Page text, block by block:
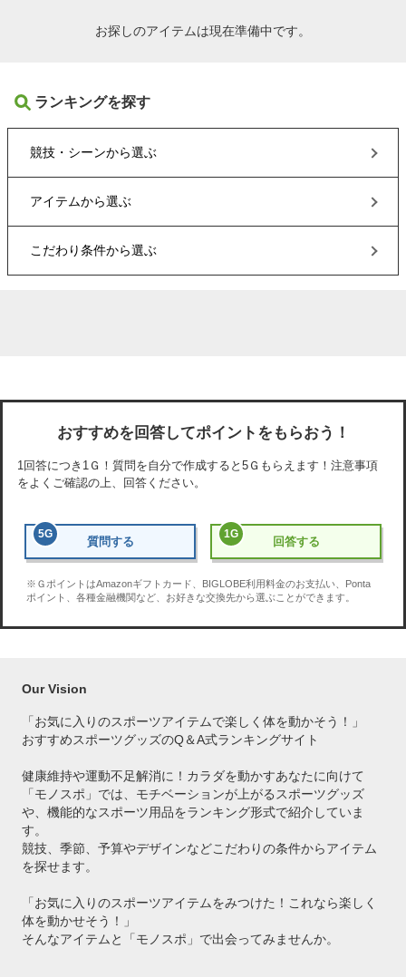
お探しのアイテムは現在準備中です。
ランキングを探す
競技・シーンから選ぶ
アイテムから選ぶ
こだわり条件から選ぶ
おすすめを回答してポイントをもらおう！
1回答につき 1Ｇ ！質問を自分で作成すると 5Ｇ もらえます！注意事項
をよくご確認の上、回答ください。
5G
質問する
1G
回答する
※ＧポイントはAmazonギフトカード、BIGLOBE利用料金のお支払い、Ponta
ポイント、各種金融機関など、お好きな交換先から選ぶことができます。
Our Vision
「お気に入りのスポーツアイテムで楽しく体を動かそう！」
おすすめスポーツグッズのQ＆A式ランキングサイト
健康維持や運動不足解消に！カラダを動かすあなたに向けて
「モノスポ」では、モチベーションが上がるスポーツグッズ
や、機能的なスポーツ用品をランキング形式で紹介していま
す。
競技、季節、予算やデザインなどこだわりの条件からアイテム
を探せます。
「お気に入りのスポーツアイテムをみつけた！これなら楽しく
体を動かせそう！」
そんなアイテムと「モノスポ」で出会ってみませんか。